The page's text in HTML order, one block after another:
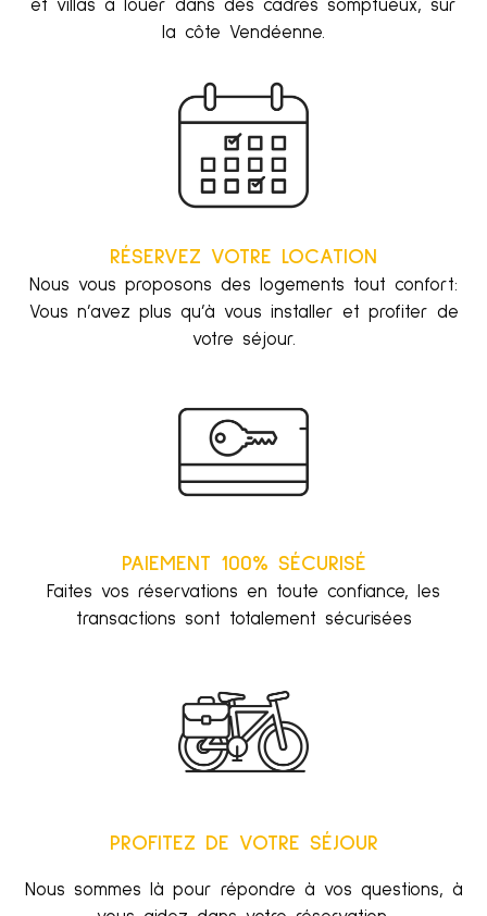
et villas à louer dans des cadres somptueux, sur
la côte Vendéenne.
RÉSERVEZ VOTRE LOCATION
Nous vous proposons des logements tout confort:
Vous n’avez plus qu’à vous installer et profiter de
votre séjour.
PAIEMENT 100% SÉCURISÉ
Faites vos réservations en toute confiance, les
transactions sont totalement sécurisées
PROFITEZ DE VOTRE SÉJOUR
Nous sommes là pour répondre à vos questions, à